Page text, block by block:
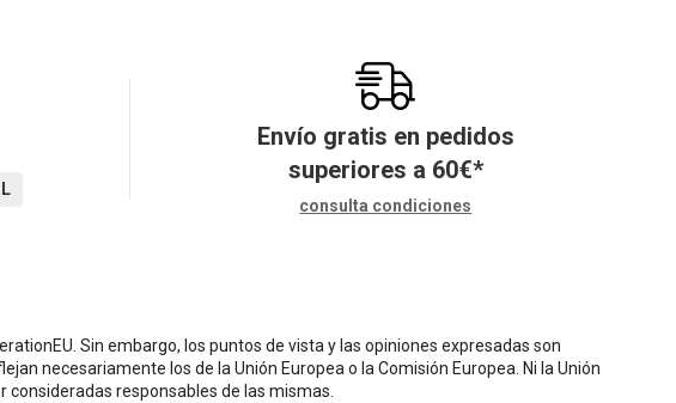
Envío gratis en pedidos
superiores a 60€*
consulta condiciones
Sin embargo, los puntos de vista y las opiniones expresadas son
necesariamente los de la Unión Europea o la Comisión Europea. Ni la Unión
consideradas responsables de las mismas.